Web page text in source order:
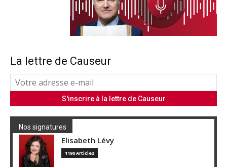
La lettre de Causeur
Nos signatures
Elisabeth Lévy
1190 Articles